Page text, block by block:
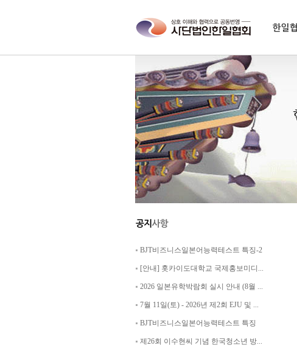
BJT비즈니스일본어능력테스트 특징-2
[안내] 홋카이도대학교 국제홍보미디...
2026 일본유학박람회 실시 안내 (8월 ...
7월 11일(토) - 2026년 제2회 EJU 및 ...
BJT비즈니스일본어능력테스트 특징
제26회 이수현씨 기념 한국청소년 방...